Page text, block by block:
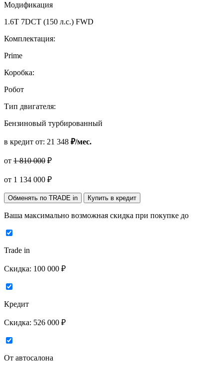
Модификация
1.6T 7DCT (150 л.с.) FWD
Комплектация:
Prime
Коробка:
Робот
Тип двигателя:
Бензиновый турбированный
в кредит от: 21 348 ₽/мес.
от 1 810 000 ₽
от 1 134 000 ₽
Обменять по TRADE in Купить в кредит
Ваша максимально возможная скидка при покупке до
Trade in
Скидка: 100 000 ₽
Кредит
Скидка: 526 000 ₽
От автосалона